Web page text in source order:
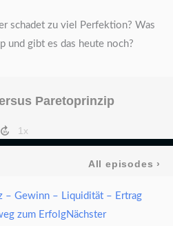
schadet zu viel Perfektion? Was
und gibt es das heute noch?
– Gewinn – Liquidität – Ertrag
zum ErfolgNächster